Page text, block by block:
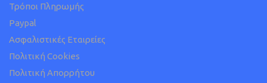
Τρόποι Πληρωμής
Paypal
Ασφαλιστικές Εταιρείες
Πολιτική Cookies
Πολιτική Απορρήτου